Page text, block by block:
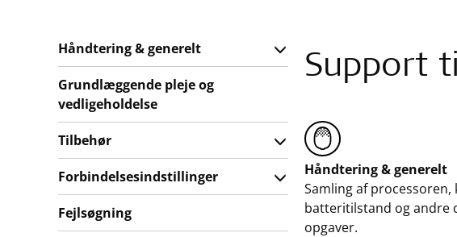
Support
Håndtering & generelt
Samling af
batteritilstand og andre
opgaver.
Håndtering & generelt
Grundlæggende pleje og
vedligeholdelse
Tilbehør
Forbindelsesindstillinger
Fejlsøgning